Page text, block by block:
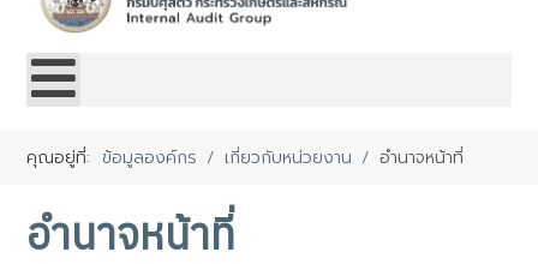
คุณอยู่ที่:ข้อมูลองค์กร เกี่ยวกับหน่วยงาน อำนาจหน้าที่
อำนาจหน้าที่